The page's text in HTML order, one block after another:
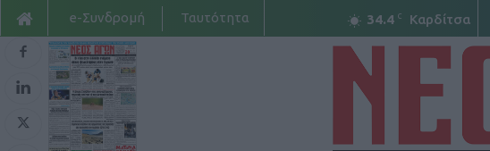
34.4 C Καρδίτσα
e-Συνδρομή Ταυτότητα